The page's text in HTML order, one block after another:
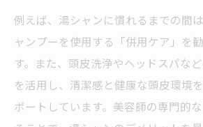
例えば、湯シャンに慣れるまでの間
ャンプーを使用する「併用ケア」を
す。また、頭皮洗浄やヘッドスパな
を活用し、清潔感と健康な頭皮環境
ポートしています。美容師の専門的